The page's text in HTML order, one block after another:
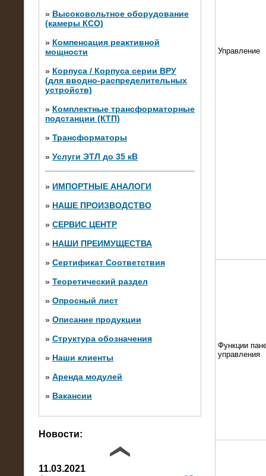
» Высоковольтное оборудование
(камеры КСО)
» Компенсация реактивной
мощности
» Корпуса / Корпуса серии ВРУ
(для вводно-распределительных
устройств)
» Комплектные трансформаторные
подстанции (КТП)
» Трансформаторы
» Услуги ЭТЛ до 35 кВ
» ИМПОРТНЫЕ АНАЛОГИ
» НАШЕ ПРОИЗВОДСТВО
» СЕРВИС ЦЕНТР
» НАШИ ПРЕИМУЩЕСТВА
» Сертификат Соответствия
» Теоретический раздел
» Опросный лист
» Описание продукции
» Структура обозначения
» Наши клиенты
» Аренда модулей
» Вакансии
Новости:
28.02.2015
Нагрузочные модули 700 кВт (4
штуки)
10.10.2014
Нагрузочный комплекс 20 МВт в 2
яруса (напряжение 6-10 кВ)
11.03.2021
Управление
Функции
управления